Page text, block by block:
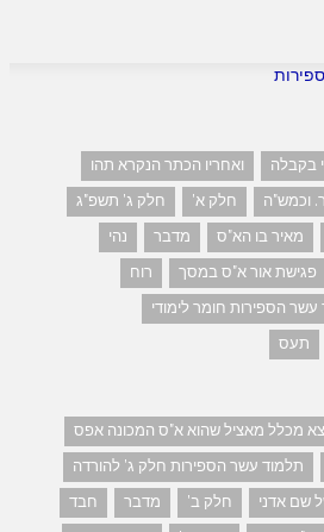
בקבלה
ואחריו הכתר הנקרא תהו
וכמש"ה חלק א'
חלק ג' תשפ"ג
מאיר בו הא"ס מדבר
נהי
פגישת אור א"ס במסך
רוח
עשר הספירות חומר לימודי
תעס
מכלל מאציל שהוא א"ס המכונה אפס
תלמוד עשר הספירות חלק ג' להורדה
שם אדני חלק ב' מדבר
חבד